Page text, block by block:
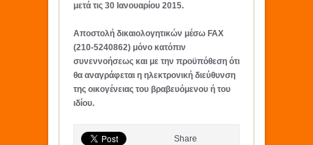
μετά τις 30 Ιανουαρίου 2015.
Αποστολή δικαιολογητικών μέσω FAX
(210-5240862) μόνο κατόπιν
συνεννοήσεως και με την προϋπόθεση ότι
θα αναγράφεται η ηλεκτρονική διεύθυνση
της οικογένειας του βραβευόμενου ή του
ιδίου.
Share